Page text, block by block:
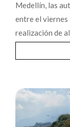
Medellín, las
entre el viernes
realización de